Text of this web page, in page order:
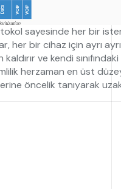
sayesinde her bir
her bir cihaz için ayrı
ve kendi
herzaman en üst
öncelik tanıyarak